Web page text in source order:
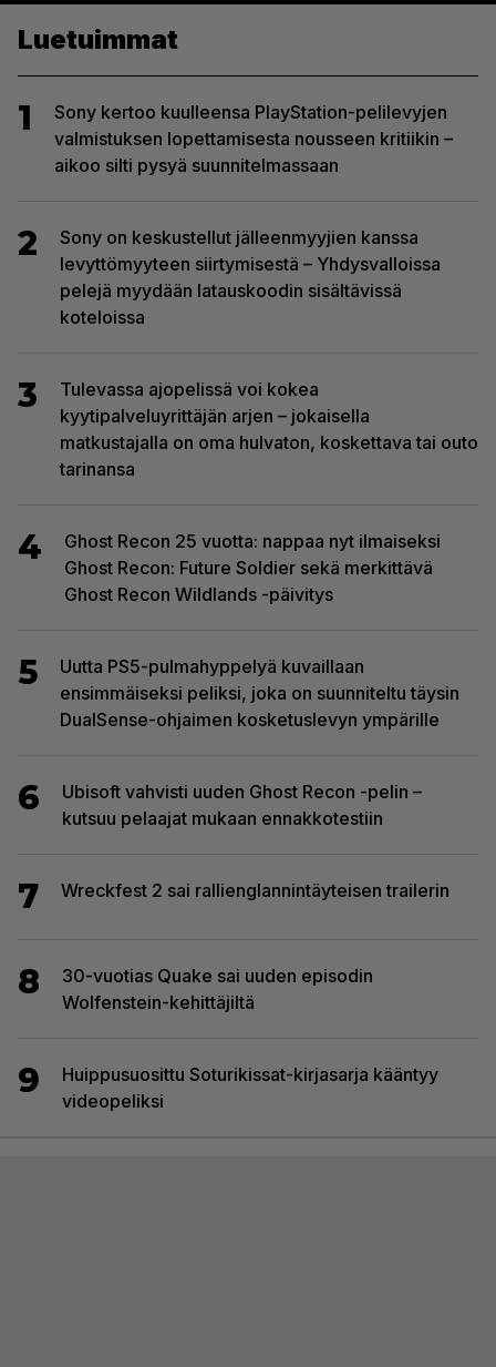
Luetuimmat
1
Sony kertoo kuulleensa PlayStation-pelilevyjen
valmistuksen lopettamisesta nousseen kritiikin –
aikoo silti pysyä suunnitelmassaan
2
Sony on keskustellut jälleenmyyjien kanssa
levyttömyyteen siirtymisestä – Yhdysvalloissa
pelejä myydään latauskoodin sisältävissä
koteloissa
3
Tulevassa ajopelissä voi kokea
kyytipalveluyrittäjän arjen – jokaisella
matkustajalla on oma hulvaton, koskettava tai outo
tarinansa
4
Ghost Recon 25 vuotta: nappaa nyt ilmaiseksi
Ghost Recon: Future Soldier sekä merkittävä
Ghost Recon Wildlands -päivitys
5
Uutta PS5-pulmahyppelyä kuvaillaan
ensimmäiseksi peliksi, joka on suunniteltu täysin
DualSense-ohjaimen kosketuslevyn ympärille
6
Ubisoft vahvisti uuden Ghost Recon -pelin –
kutsuu pelaajat mukaan ennakkotestiin
7 Wreckfest 2 sai rallienglannintäyteisen trailerin
8
30-vuotias Quake sai uuden episodin
Wolfenstein-kehittäjiltä
9
Huippusuosittu Soturikissat-kirjasarja kääntyy
videopeliksi